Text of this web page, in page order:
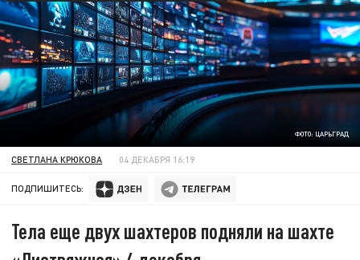
ФОТО: ЦАРЬГРАД
СВЕТЛАНА КРЮКОВА 04 ДЕКАБРЯ 16:19
ПОДПИШИТЕСЬ:
Тела еще двух шахтеров подняли на шахте